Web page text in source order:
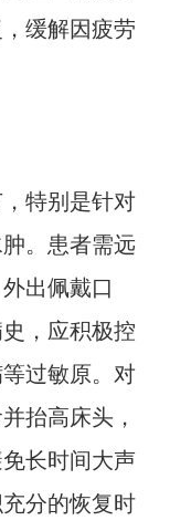
缓解因疲劳
特别是针对
。患者需远
出佩戴口
，应积极控
过敏原。对
抬高床头，
长时间大声
分的恢复时